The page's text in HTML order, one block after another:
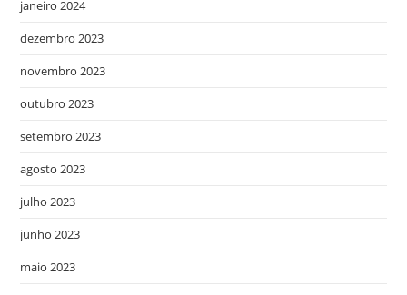
janeiro 2024
dezembro 2023
novembro 2023
outubro 2023
setembro 2023
agosto 2023
julho 2023
junho 2023
maio 2023